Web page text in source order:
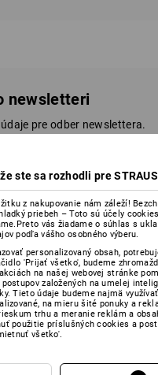
newsletteri
pre odber newslettera.
newsletter Strauss? Na
odkaz v spodnej časti
ste sa rozhodli pre
z nakupovanie nám záleží!
priebeh – Toto sú účely
vás žiadame o súhlas s
podľa vášho osobného výberu.
personalizovaný obsah,
'Prijať všetko', budeme
na našej webovej stránke
založených na umelej
Tieto údaje budeme najmä
na mieru šité ponuky a
trhu a meranie reklám a
použitie príslušných cookies a
všetko'.